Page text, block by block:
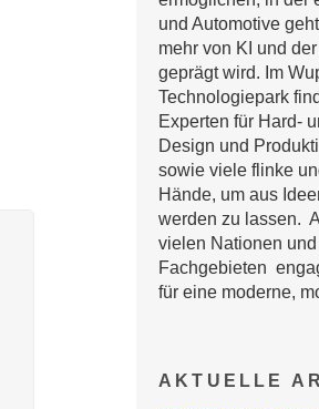
und Automotive
mehr von KI und
geprägt wird. Im
Technologiepark
Experten für Hard-
Design und
sowie viele flinke
Hände, um aus
werden zu lassen.
vielen Nationen
Fachgebieten
für eine moderne,
AKTUELLE